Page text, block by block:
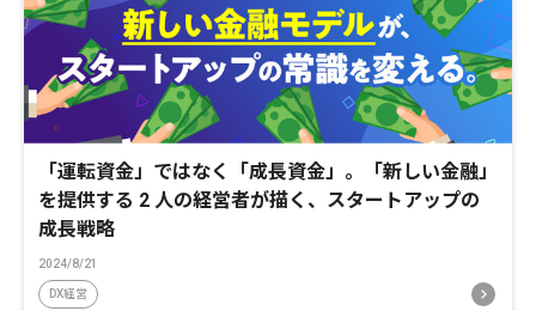
「運転資金」ではなく「成長資金」。「新しい金融」
を提供する 2 人の経営者が描く、スタートアップの
成長戦略
2024/8/21
DX経営